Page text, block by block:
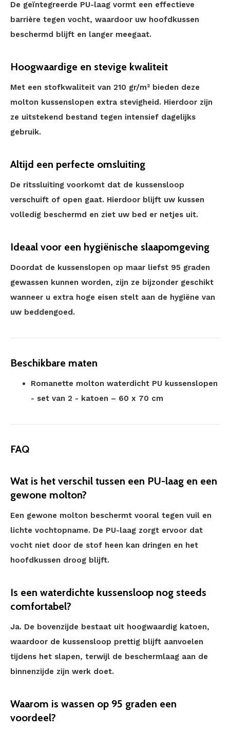
De geïntegreerde PU-laag vormt een effectieve
barrière tegen vocht, waardoor uw hoofdkussen
beschermd blijft en langer meegaat.
Hoogwaardige en stevige kwaliteit
Met een stofkwaliteit van 210 gr/m² bieden deze
molton kussenslopen extra stevigheid. Hierdoor zijn
ze uitstekend bestand tegen intensief dagelijks
gebruik.
Altijd een perfecte omsluiting
De ritssluiting voorkomt dat de kussensloop
verschuift of open gaat. Hierdoor blijft uw kussen
volledig beschermd en ziet uw bed er netjes uit.
Ideaal voor een hygiënische slaapomgeving
Doordat de kussenslopen op maar liefst 95 graden
gewassen kunnen worden, zijn ze bijzonder geschikt
wanneer u extra hoge eisen stelt aan de hygiëne van
uw beddengoed.
Beschikbare maten
Romanette molton waterdicht PU kussenslopen
- set van 2 - katoen – 60 x 70 cm
FAQ
Wat is het verschil tussen een PU-laag en een
gewone molton?
Een gewone molton beschermt vooral tegen vuil en
lichte vochtopname. De PU-laag zorgt ervoor dat
vocht niet door de stof heen kan dringen en het
hoofdkussen droog blijft.
Is een waterdichte kussensloop nog steeds
comfortabel?
Ja. De bovenzijde bestaat uit hoogwaardig katoen,
waardoor de kussensloop prettig blijft aanvoelen
tijdens het slapen, terwijl de beschermlaag aan de
binnenzijde zijn werk doet.
Waarom is wassen op 95 graden een
voordeel?